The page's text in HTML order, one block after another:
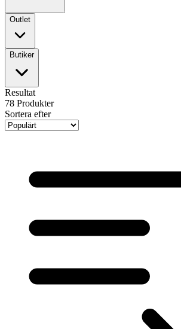
Outlet
Butiker
Resultat
78 Produkter
Sortera efter